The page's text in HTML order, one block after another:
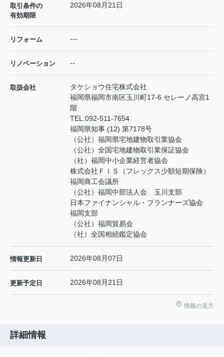
取引条件の
有効期限
2026年08月21日
リフォーム ---
リノベーション --
取扱会社
タケショウ住宅株式会社
福岡県福岡市南区玉川町17-6 セレーノ高宮1
階
TEL:092-511-7654
福岡県知事 (12) 第7178号
（公社）福岡県宅地建物取引業協会
（公社）全国宅地建物取引業保証協会
（社）福岡中小企業経営者協会
株式会社ＦＩＳ（フレックス少額短期保険）
福岡商工会議所
（公社）福岡中部法人会 玉川支部
日本ファイナンシャル・プランナーズ協会
福岡支部
（公社）福岡貿易会
（社）全国相続鑑定協会
情報更新日 2026年08月07日
更新予定日 2026年08月21日
情報の見方
詳細情報